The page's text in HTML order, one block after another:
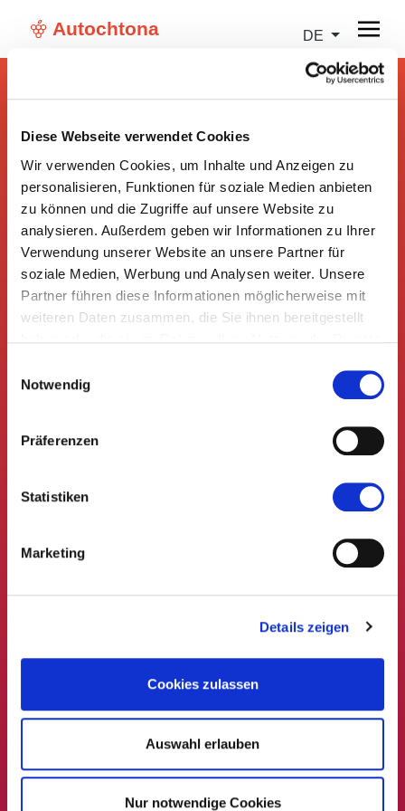
Diese Webseite verwendet Cookies
Wir verwenden Cookies, um Inhalte und Anzeigen zu
personalisieren, Funktionen für soziale Medien anbieten
zu können und die Zugriffe auf unsere Website zu
analysieren. Außerdem geben wir Informationen zu Ihrer
Verwendung unserer Website an unsere Partner für
soziale Medien, Werbung und Analysen weiter. Unsere
Partner führen diese Informationen möglicherweise mit
weiteren Daten zusammen, die Sie ihnen bereitgestellt
Notwendig
Präferenzen
Statistiken
Marketing
Details zeigen
Cookies zulassen
Auswahl erlauben
Nur notwendige Cookies
Autochtona DE
Passwort wiederherstellen
Link senden